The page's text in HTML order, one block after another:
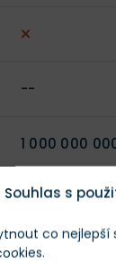
Souhlas s
co nejlepší
--
1 000 000
$6 168
--